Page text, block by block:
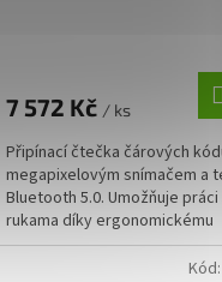
7 572 Kč / ks
Připínací čtečka čárových
megapixelovým snímačem a
Bluetooth 5.0. Umožňuje
rukama díky ergonomickému
elektronickému řemínku,
Kód: